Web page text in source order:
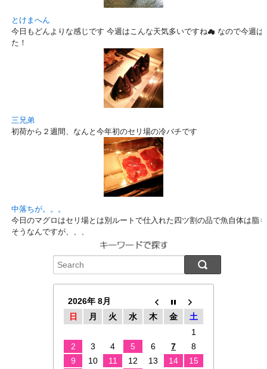
とけまへん
今日もどんよりな感じです 今週はこんな天気多いですね☁ なので今週は
た！
三兄弟
初荷から２週間、なんと今年初のセリ場の冷バチです
中落ちが。。。
今日のマグロはセリ場とは別ルートで仕入れた四ツ割の品で魚自体は脂
そうなんですが、、、
2026年 8月
日
月 火 水 木 金
土
1
2
3 4 5 6 7
8
9
10 11 12 13 14
15